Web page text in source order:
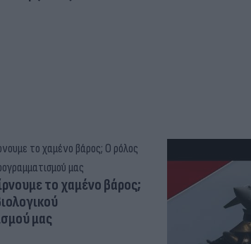
το χαμένο βάρος;
μας